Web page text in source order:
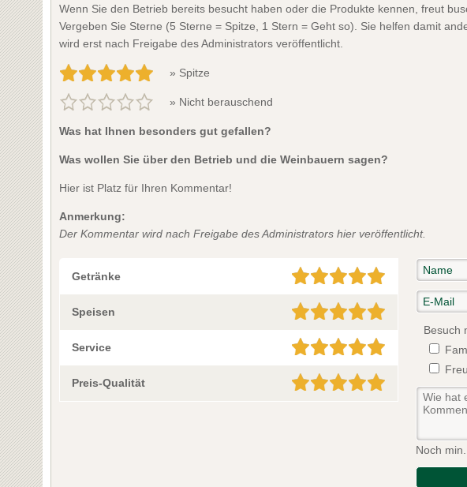
Wenn Sie den Betrieb bereits besucht haben oder die Produkte kennen, freut
Vergeben Sie Sterne (5 Sterne = Spitze, 1 Stern = Geht so). Sie helfen damit
wird erst nach Freigabe des Administrators veröffentlicht.
» Spitze
» Nicht berauschend
Was hat Ihnen besonders gut gefallen?
Was wollen Sie über den Betrieb und die Weinbauern sagen?
Hier ist Platz für Ihren Kommentar!
Anmerkung:
Der Kommentar wird nach Freigabe des Administrators hier veröffentlicht.
Getränke
Speisen
Service
Preis-Qualität
Besuch
Noch